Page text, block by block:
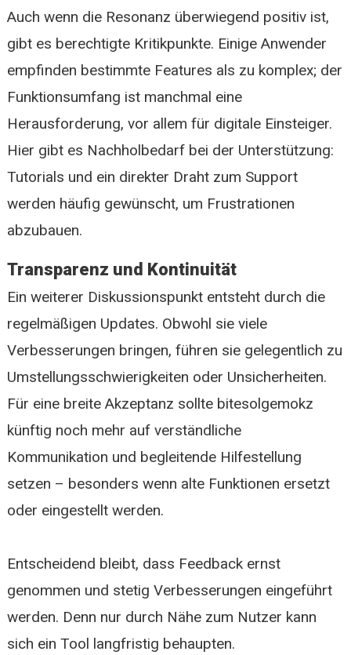
Auch wenn die Resonanz überwiegend positiv ist,
gibt es berechtigte Kritikpunkte. Einige Anwender
empfinden bestimmte Features als zu komplex; der
Funktionsumfang ist manchmal eine
Herausforderung, vor allem für digitale Einsteiger.
Hier gibt es Nachholbedarf bei der Unterstützung:
Tutorials und ein direkter Draht zum Support
werden häufig gewünscht, um Frustrationen
abzubauen.
Transparenz und Kontinuität
Ein weiterer Diskussionspunkt entsteht durch die
regelmäßigen Updates. Obwohl sie viele
Verbesserungen bringen, führen sie gelegentlich zu
Umstellungsschwierigkeiten oder Unsicherheiten.
Für eine breite Akzeptanz sollte bitesolgemokz
künftig noch mehr auf verständliche
Kommunikation und begleitende Hilfestellung
setzen – besonders wenn alte Funktionen ersetzt
oder eingestellt werden.
Entscheidend bleibt, dass Feedback ernst
genommen und stetig Verbesserungen eingeführt
werden. Denn nur durch Nähe zum Nutzer kann
sich ein Tool langfristig behaupten.